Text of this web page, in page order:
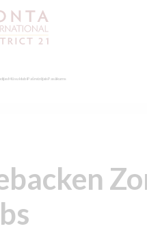
Mūsu klubiPašreizējaisPasākums